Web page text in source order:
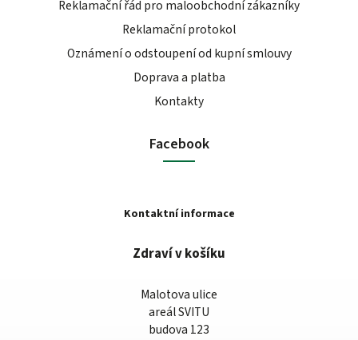
Reklamační řád pro maloobchodní zákazníky
Reklamační protokol
Oznámení o odstoupení od kupní smlouvy
Doprava a platba
Kontakty
Facebook
Kontaktní informace
Zdraví v košíku
Malotova ulice
areál SVITU
budova 123